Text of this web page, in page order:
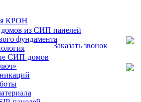
Заказать звонок
домов из СИП панелей
фундамента
СИП-домов